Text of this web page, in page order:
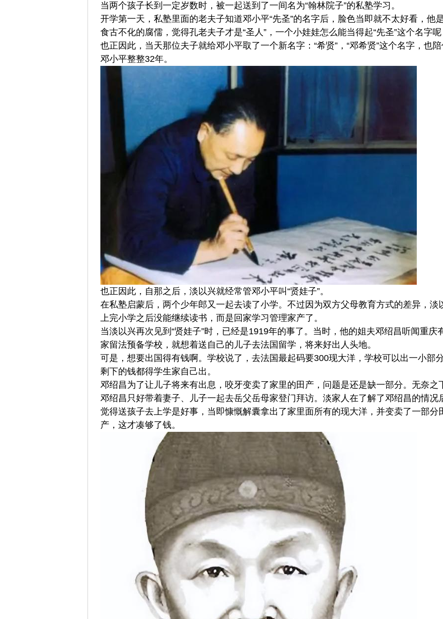
当两个孩子长到一定岁数时，被一起送到了一间名为“翰林院子”的私塾学习。
开学第一天，私塾里面的老夫子知道邓小平“先圣”的名字后，脸色当即就不太好看，他
食古不化的腐儒，觉得孔老夫子才是“圣人”，一个小娃娃怎么能当得起“先圣”这个名字
也正因此，当天那位夫子就给邓小平取了一个新名字：“希贤”，“邓希贤”这个名字，也
邓小平整整32年。
也正因此，自那之后，淡以兴就经常管邓小平叫“贤娃子”。
在私塾启蒙后，两个少年郎又一起去读了小学。不过因为双方父母教育方式的差异，淡
上完小学之后没能继续读书，而是回家学习管理家产了。
当淡以兴再次见到“贤娃子”时，已经是1919年的事了。当时，他的姐夫邓绍昌听闻重庆
家留法预备学校，就想着送自己的儿子去法国留学，将来好出人头地。
可是，想要出国得有钱啊。学校说了，去法国最起码要300现大洋，学校可以出一小部
剩下的钱都得学生家自己出。
邓绍昌为了让儿子将来有出息，咬牙变卖了家里的田产，问题是还是缺一部分。无奈之
邓绍昌只好带着妻子、儿子一起去岳父岳母家登门拜访。淡家人在了解了邓绍昌的情况
觉得送孩子去上学是好事，当即慷慨解囊拿出了家里面所有的现大洋，并变卖了一部分
产，这才凑够了钱。